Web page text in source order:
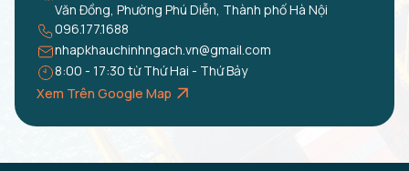
Văn Đồng, Phường Phú Diễn, Thành phố Hà Nội
096.177.1688
nhapkhauchinhngach.vn@gmail.com
8:00 - 17:30 từ Thứ Hai - Thứ Bảy
Xem Trên Google Map